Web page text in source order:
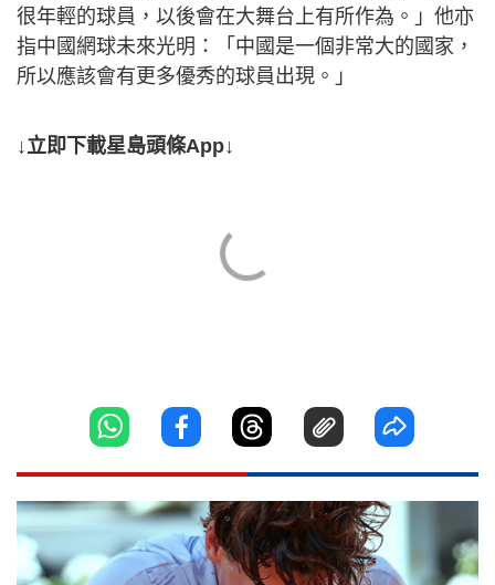
很年輕的球員，以後會在大舞台上有所作為。」他亦
指中國網球未來光明：「中國是一個非常大的國家，
所以應該會有更多優秀的球員出現。」
↓立即下載星島頭條App↓